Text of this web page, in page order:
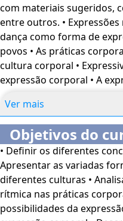
com materiais sugeridos,
entre outros. • Expressões rítmicas e seus conceitos • A
dança como forma de
povos • As práticas
cultura corporal •
expressão corporal • A
corporal dos alunos
Ver mais
Objetivos do
• Definir os diferentes
Apresentar as variadas
diferentes culturas •
rítmica nas práticas
possibilidades da